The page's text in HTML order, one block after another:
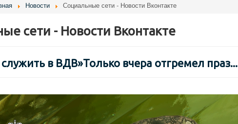
Новости Социальные сети - Новости Вконтакте
сети - Новости Вконтакте
в ВДВ»Только вчера отгремел праз...